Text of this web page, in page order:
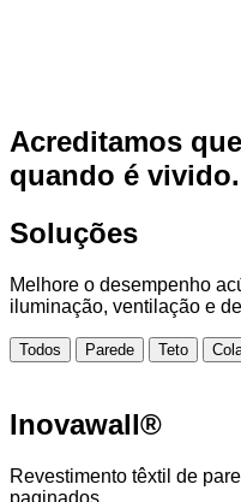
Acreditamos
quando é vivido.
Soluções
Melhore o desempenho
iluminação, ventilação e
Todos Parede Teto
Inovawall®
Revestimento têxtil de
paginados.